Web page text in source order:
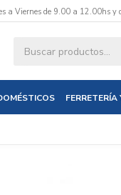
FERRETERÍA
a Viernes de 9.00 a 12.00hs
Ingresa tus